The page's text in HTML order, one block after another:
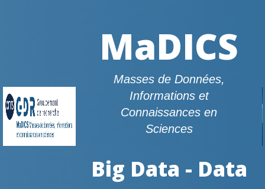
MaDICS
Masses de Données,
Informations et
Connaissances en
Sciences
Big Data - Data